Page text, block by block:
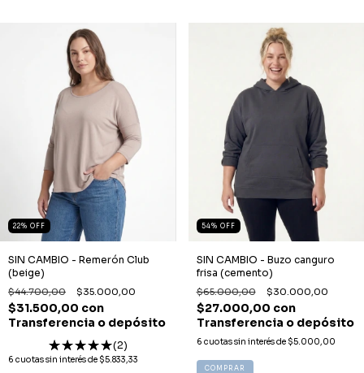
22% OFF
SIN CAMBIO - Remerón Club
(beige)
$44.700,00 $35.000,00
$31.500,00 con
Transferencia o depósito
(2)
6 cuotas sin interés de $5.833,33
54% OFF
SIN CAMBIO - Buzo canguro
frisa (cemento)
$65.000,00 $30.000,00
$27.000,00 con
Transferencia o depósito
6 cuotas sin interés de $5.000,00
COMPRAR